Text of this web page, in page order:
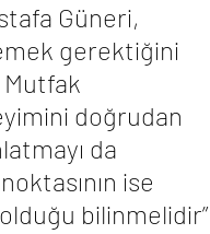
Güneri,
gerektiğini
doğrudan
da
ise
bilinmelidir”